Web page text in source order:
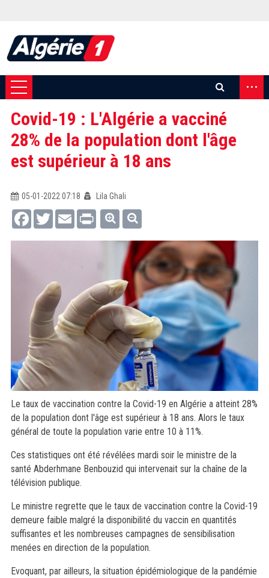
...
Covid-19 : L'Algérie a vacciné
28% de la population dont l'âge
est supérieur à 18 ans
05-01-2022 07:18
Lila Ghali
FacebookTwitterEmail Print
Le taux de vaccination contre la Covid-19 en Algérie a atteint 28%
de la population dont l'âge est supérieur à 18 ans. Alors le taux
général de toute la population varie entre 10 à 11%.
Ces statistiques ont été révélées mardi soir le ministre de la
santé Abderhmane Benbouzid qui intervenait sur la chaîne de la
télévision publique.
Le ministre regrette que le taux de vaccination contre la Covid-19
demeure faible malgré la disponibilité du vaccin en quantités
suffisantes et les nombreuses campagnes de sensibilisation
menées en direction de la population.
Evoquant, par ailleurs, la situation épidémiologique de la pandémie